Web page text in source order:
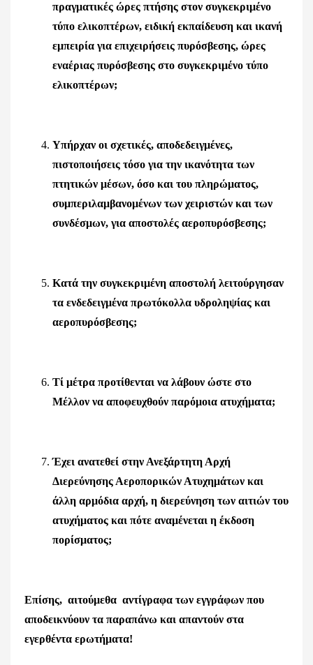
πραγματικές ώρες πτήσης στον συγκεκριμένο
τύπο ελικοπτέρων, ειδική εκπαίδευση και ικανή
εμπειρία για επιχειρήσεις πυρόσβεσης, ώρες
εναέριας πυρόσβεσης στο συγκεκριμένο τύπο
ελικοπτέρων;
Υπήρχαν οι σχετικές, αποδεδειγμένες,
πιστοποιήσεις τόσο για την ικανότητα των
πτητικών μέσων, όσο και του πληρώματος,
συμπεριλαμβανομένων των χειριστών και των
συνδέσμων, για αποστολές αεροπυρόσβεσης;
Κατά την συγκεκριμένη αποστολή λειτούργησαν
τα ενδεδειγμένα πρωτόκολλα υδροληψίας και
αεροπυρόσβεσης;
Τί μέτρα προτίθενται να λάβουν ώστε στο
Μέλλον να αποφευχθούν παρόμοια ατυχήματα;
Έχει ανατεθεί στην Ανεξάρτητη Αρχή
Διερεύνησης Αεροπορικών Ατυχημάτων και
άλλη αρμόδια αρχή, η διερεύνηση των αιτιών του
ατυχήματος και πότε αναμένεται η έκδοση
πορίσματος;
Επίσης, αιτούμεθα αντίγραφα των εγγράφων που
αποδεικνύουν τα παραπάνω και απαντούν στα
εγερθέντα ερωτήματα!